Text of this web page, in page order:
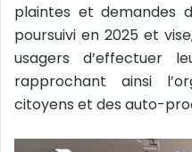
plaintes et demandes
poursuivi en 2025 et
usagers d’effectuer
rapprochant ainsi
citoyens et des auto-